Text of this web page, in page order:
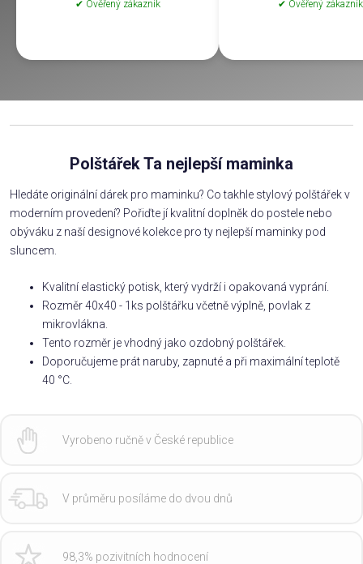
✔ Ověřený zákazník ✔ Ověřený zákazník
Polštářek Ta nejlepší maminka
Hledáte originální dárek pro maminku? Co takhle stylový polštářek v
moderním provedení? Pořiďte jí kvalitní doplněk do postele nebo
obýváku z naší designové kolekce pro ty nejlepší maminky pod
sluncem.
Kvalitní elastický potisk, který vydrží i opakovaná vyprání.
Rozměr 40x40 - 1ks polštářku včetně výplně, povlak z
mikrovlákna.
Tento rozměr je vhodný jako ozdobný polštářek.
Doporučujeme prát naruby, zapnuté a při maximální teplotě
40 °C.
Vyrobeno ručně v České republice
V průměru posíláme do dvou dnů
98,3% pozivitních hodnocení